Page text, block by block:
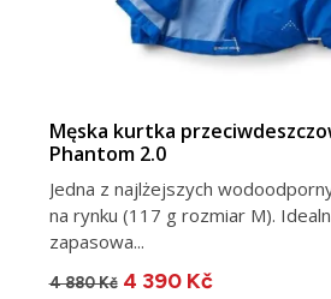
Męska kurtka
Phantom 2.0
Jedna z najlżejszych
na rynku (117 g rozmiar M).
zapasowa...
4 880 Kč 4 390 Kč